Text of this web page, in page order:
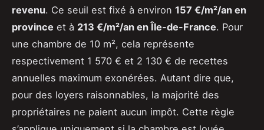
revenu. Ce seuil est fixé à environ 157 €/m²/an en
province et à 213 €/m²/an en Île-de-France. Pour
une chambre de 10 m², cela représente
respectivement 1 570 € et 2 130 € de recettes
annuelles maximum exonérées. Autant dire que,
pour des loyers raisonnables, la majorité des
propriétaires ne paient aucun impôt. Cette règle